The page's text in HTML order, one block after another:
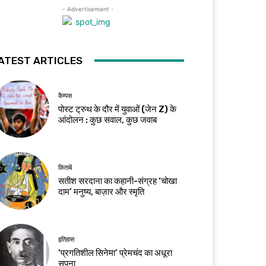
- Advertisement -
ARTICLES
कैम्पस
पोस्ट ट्रुथ के दौर में युवाओं (जेन Z) के
आंदोलन : कुछ सवाल, कुछ जवाब
किताबें
सतीश सरदाना का कहानी-संग्रह ‘चोखा
दाम’ मनुष्य, बाज़ार और स्मृति
इतिहास
‘प्रगतिशील सिनेमा’ प्रेमचंद का अधूरा
सपना